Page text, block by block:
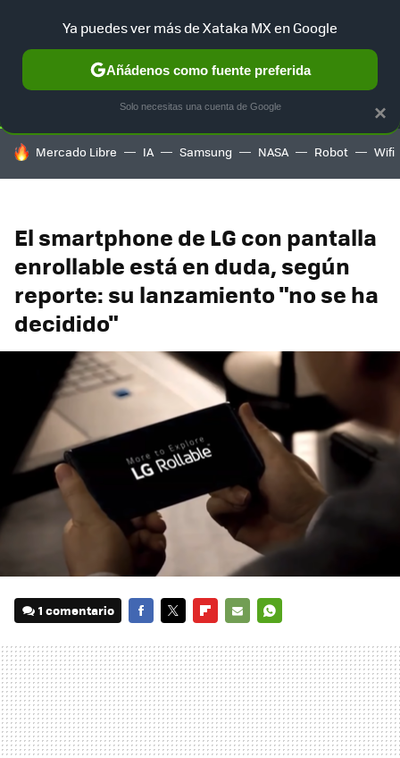
SELECCIÓN GAMING HOME AUTO TERRITORIO
HOY SE HABLA DE
Mercado Libre IA Samsung NASA Robot Wifi
El smartphone de LG con pantalla
enrollable está en duda, según
reporte: su lanzamiento "no se ha
decidido"
1 comentario
MAIL
×
Ya puedes ver más de Xataka MX en Google
Añádenos como fuente preferida
Solo necesitas una cuenta de Google